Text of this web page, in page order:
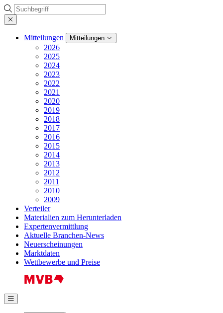
Suche
Mitteilungen Mitteilungen
2026
2025
2024
2023
2022
2021
2020
2019
2018
2017
2016
2015
2014
2013
2012
2011
2010
2009
Verteiler
Materialien zum Herunterladen
Expertenvermittlung
Aktuelle Branchen-News
Neuerscheinungen
Marktdaten
Wettbewerbe und Preise